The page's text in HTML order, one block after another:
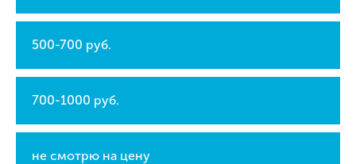
500-700 руб.
700-1000 руб.
не смотрю на цену